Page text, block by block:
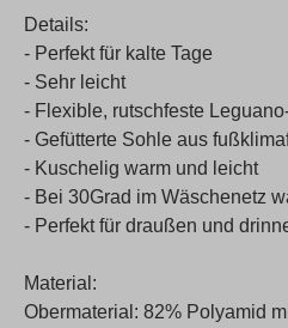
Details:
- Perfekt für kalte Tage
- Sehr leicht
- Flexible, rutschfeste
- Gefütterte Sohle aus
- Kuschelig warm und leicht
- Bei 30Grad im Wäschenetz
- Perfekt für draußen und
Material:
Obermaterial: 82% Polyamid